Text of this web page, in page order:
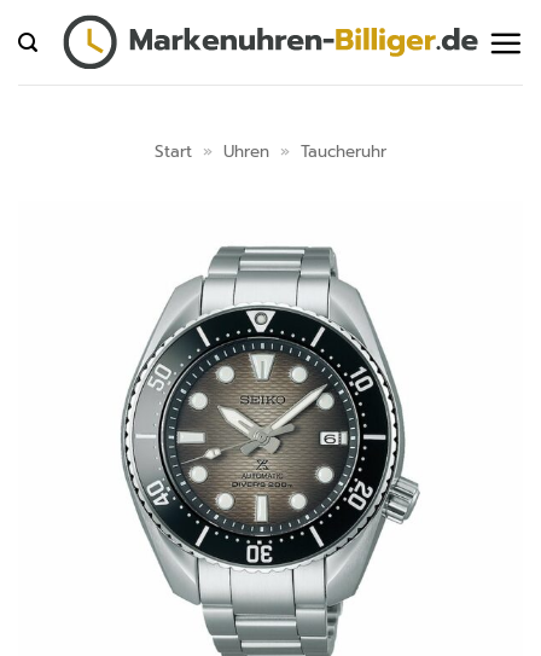
Inhalt
springen
Start » Uhren » Taucheruhr